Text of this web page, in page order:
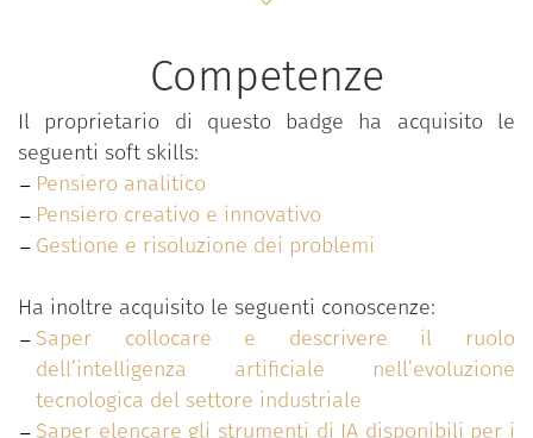
collocare e descrivere il ruolo dell’intelligenza
artificiale nell’evoluzione tecnologica del
settore industriale
descrivere la storia dell’IA dalle origini ad
oggi
descrivere e definire un sistema di IA
elencare gli strumenti di IA disponibili per i
spiegare il funzionamento dei metodi di IA
scegliere lo strumento di IA adatto alla
soluzione di problemi specifici in ambito
industriale
Competenze
Il proprietario di questo badge ha acquisito le
seguenti soft skills:
Pensiero analitico
Pensiero creativo e innovativo
Gestione e risoluzione dei problemi
Ha inoltre acquisito le seguenti conoscenze:
Saper collocare e descrivere il ruolo
dell’intelligenza artificiale nell’evoluzione
tecnologica del settore industriale
Saper elencare gli strumenti di IA disponibili per i